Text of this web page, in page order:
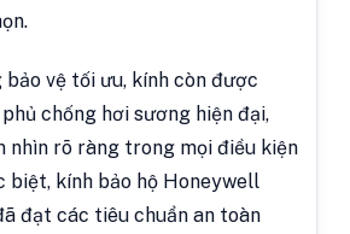
bảo vệ tối ưu, kính còn được
chống hơi sương hiện đại,
nhìn rõ ràng trong mọi điều kiện
biệt, kính bảo hộ Honeywell
đạt các tiêu chuẩn an toàn